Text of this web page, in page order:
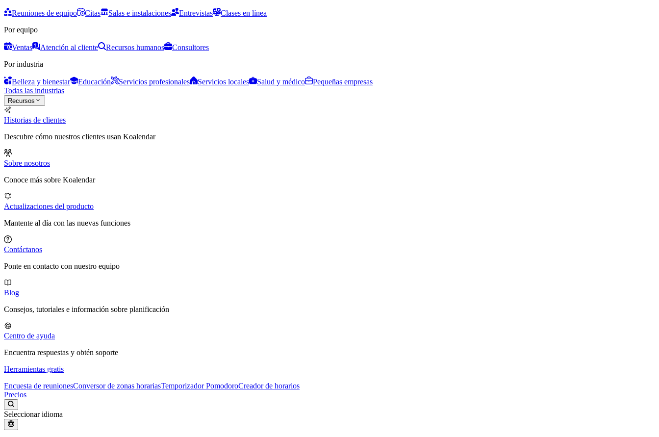
Reuniones de equipo Citas Salas e instalaciones Entrevistas
Clases en línea
Por equipo
Ventas Atención al cliente Recursos humanos
Consultores
Por industria
Belleza y bienestar Educación Servicios profesionales Servicios locales Salud y médico
Pequeñas empresas
Todas las industrias
Recursos
Historias de clientes
Descubre cómo nuestros clientes usan Koalendar
Sobre nosotros
Conoce más sobre Koalendar
Actualizaciones del producto
Mantente al día con las nuevas funciones
Contáctanos
Ponte en contacto con nuestro equipo
Blog
Consejos, tutoriales e información sobre planificación
Centro de ayuda
Encuentra respuestas y obtén soporte
Herramientas gratis
Encuesta de reunionesConversor de zonas horariasTemporizador PomodoroCreador de horarios
Precios
Seleccionar idioma